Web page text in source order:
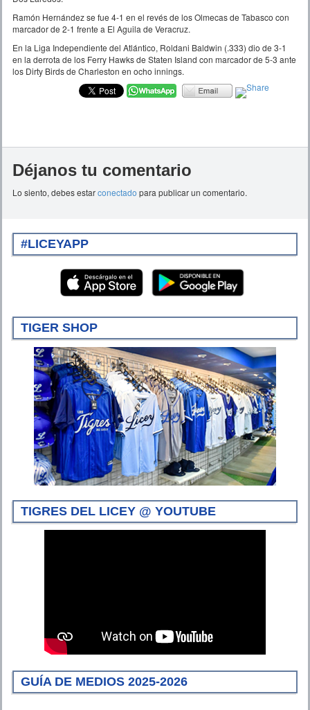
Ramón Hernández se fue 4-1 en el revés de los Olmecas de Tabasco con
marcador de 2-1 frente a El Aguila de Veracruz.
En la Liga Independiente del Atlántico, Roldani Baldwin (.333) dio de 3-1
en la derrota de los Ferry Hawks de Staten Island con marcador de 5-3 ante
los Dirty Birds de Charleston en ocho innings.
Déjanos tu comentario
Lo siento, debes estarconectado para publicar un comentario.
#LICEYAPP
TIGER SHOP
TIGRES DEL LICEY @ YOUTUBE
GUÍA DE MEDIOS 2025-2026